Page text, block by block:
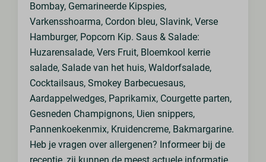
Bombay, Gemarineerde Kipspies,
Varkensshoarma, Cordon bleu, Slavink, Verse
Hamburger, Popcorn Kip. Saus & Salade:
Huzarensalade, Vers Fruit, Bloemkool kerrie
salade, Salade van het huis, Waldorfsalade,
Cocktailsaus, Smokey Barbecuesaus,
Aardappelwedges, Paprikamix, Courgette parten,
Gesneden Champignons, Uien snippers,
Pannenkoekenmix, Kruidencreme, Bakmargarine.
Heb je vragen over allergenen? Informeer bij de